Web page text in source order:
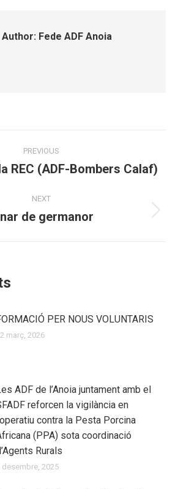
Author: Fede ADF Anoia
PREVIOUS
Previous
REC (ADF-Bombers Calaf)
NEXT
Next
de germanor
PER NOUS VOLUNTARIS
març, 2026
ADF de l’Anoia juntament amb el
reforcen la vigilància en
contra la Pesta Porcina
(PPA) sota coordinació
Rurals
desembre, 2025